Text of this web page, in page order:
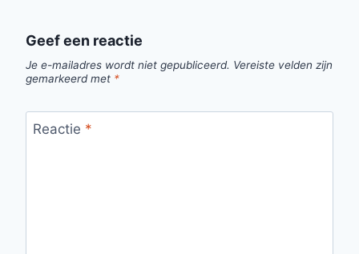
Geef een reactie
Je e-mailadres wordt niet gepubliceerd. Vereiste velden zijn
gemarkeerd met *
Reactie *